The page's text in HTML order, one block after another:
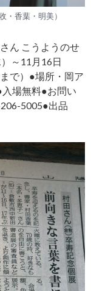
・香葉・明美）
ん こうようのせ
～11月16日
で）●場所・岡ア
場無料●お問い
5005●出品